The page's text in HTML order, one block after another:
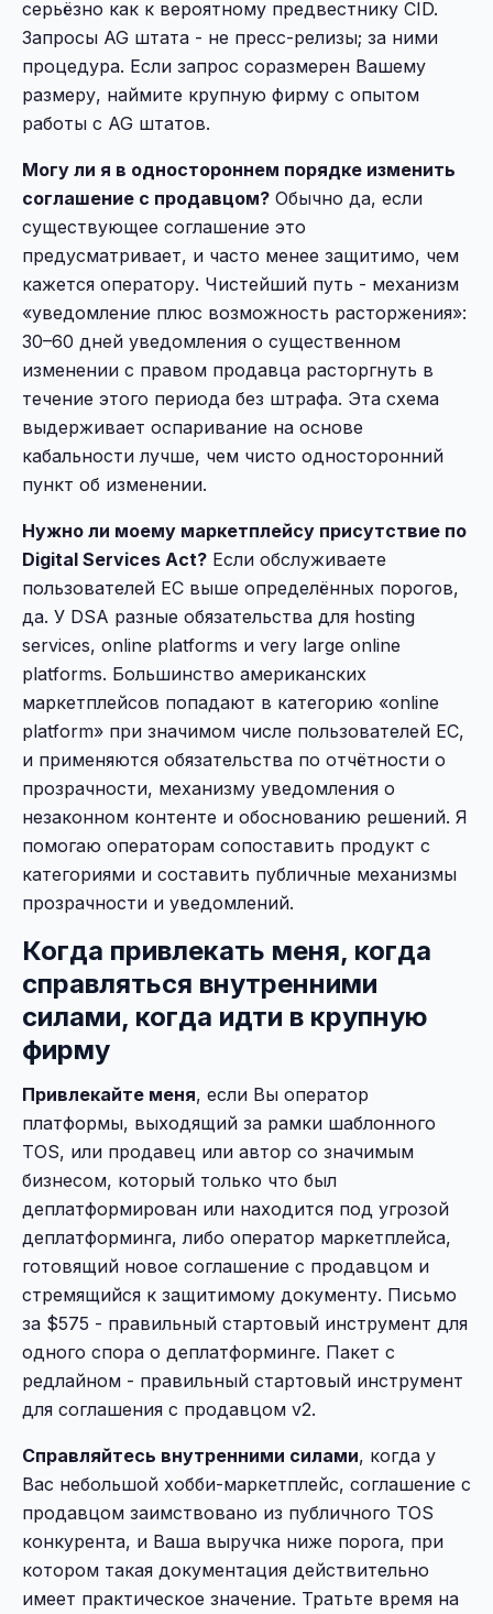
серьёзно как к вероятному предвестнику CID.
Запросы AG штата - не пресс-релизы; за ними
процедура. Если запрос соразмерен Вашему
размеру, наймите крупную фирму с опытом
работы с AG штатов.
Могу ли я в одностороннем порядке изменить
соглашение с продавцом? Обычно да, если
существующее соглашение это
предусматривает, и часто менее защитимо, чем
кажется оператору. Чистейший путь - механизм
«уведомление плюс возможность расторжения»:
30–60 дней уведомления о существенном
изменении с правом продавца расторгнуть в
течение этого периода без штрафа. Эта схема
выдерживает оспаривание на основе
кабальности лучше, чем чисто односторонний
пункт об изменении.
Нужно ли моему маркетплейсу присутствие по
Digital Services Act? Если обслуживаете
пользователей ЕС выше определённых порогов,
да. У DSA разные обязательства для hosting
services, online platforms и very large online
platforms. Большинство американских
маркетплейсов попадают в категорию «online
platform» при значимом числе пользователей ЕС,
и применяются обязательства по отчётности о
прозрачности, механизму уведомления о
незаконном контенте и обоснованию решений. Я
помогаю операторам сопоставить продукт с
категориями и составить публичные механизмы
прозрачности и уведомлений.
Когда привлекать меня, когда
справляться внутренними
силами, когда идти в крупную
фирму
Привлекайте меня, если Вы оператор
платформы, выходящий за рамки шаблонного
TOS, или продавец или автор со значимым
бизнесом, который только что был
деплатформирован или находится под угрозой
деплатформинга, либо оператор маркетплейса,
готовящий новое соглашение с продавцом и
стремящийся к защитимому документу. Письмо
за $575 - правильный стартовый инструмент для
одного спора о деплатформинге. Пакет с
редлайном - правильный стартовый инструмент
для соглашения с продавцом v2.
Справляйтесь внутренними силами, когда у
Вас небольшой хобби-маркетплейс, соглашение с
продавцом заимствовано из публичного TOS
конкурента, и Ваша выручка ниже порога, при
котором такая документация действительно
имеет практическое значение. Тратьте время на